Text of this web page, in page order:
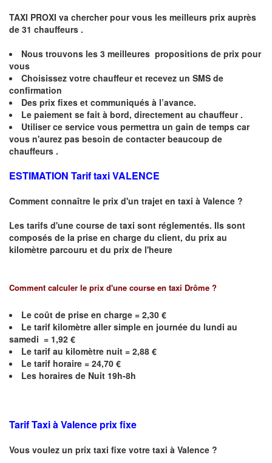
TAXI PROXI va chercher pour vous les meilleurs prix auprès
de 31 chauffeurs .
Nous trouvons les 3 meilleures propositions de prix pour
vous
Choisissez votre chauffeur et recevez un SMS de
confirmation
Des prix fixes et communiqués à l’avance.
Le paiement se fait à bord, directement au chauffeur .
Utiliser ce service vous permettra un gain de temps car
vous n'aurez pas besoin de contacter beaucoup de
chauffeurs .
ESTIMATION Tarif taxi VALENCE
Comment connaître le prix d'un trajet en taxi à Valence ?
Les tarifs d'une course de taxi sont réglementés. Ils sont
composés de la prise en charge du client, du prix au
kilomètre parcouru et du prix de l'heure
Comment calculer le prix d'une course en taxi Drôme ?
Le coût de prise en charge = 2,30 €
Le tarif kilomètre aller simple en journée du lundi au
samedi = 1,92 €
Le tarif au kilomètre nuit = 2,88 €
Le tarif horaire = 24,70 €
Les horaires de Nuit 19h-8h
Tarif Taxi àValence prix fixe
Vous voulez un prix taxi fixe votre taxi à Valence ?